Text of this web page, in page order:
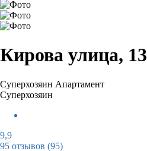
Кирова улица, 13
Суперхозяин Апартамент
Суперхозяин
9,9
95 отзывов (95)